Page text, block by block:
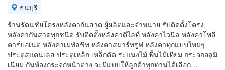
ธนบุรี
ร้านรัตนชัยโครงหลังคากันสาด ผู้ผลิตและจำหน่าย รับติดตั้งโครง
หลังคากันสาดทุกชนิด รับติดตั้งหลังคาดีไลท์ หลังคาไวนิล หลังคาโพลี
คาร์บอเนต หลังคาเมทัลชีท หลังคาสมาร์ทรูฟ หลังคาทุกแบบใหม่ๆ
ประตูสแตนเลส ประตูเหล็ก เหล็กดัด ระแนงไม้ พื้นไม้เทียม กระจกอลูมิ
เนียม กันห้องกระจกหน้าต่าง จะมีแบบให้ลูกค้าทุกท่านได้เลือก…